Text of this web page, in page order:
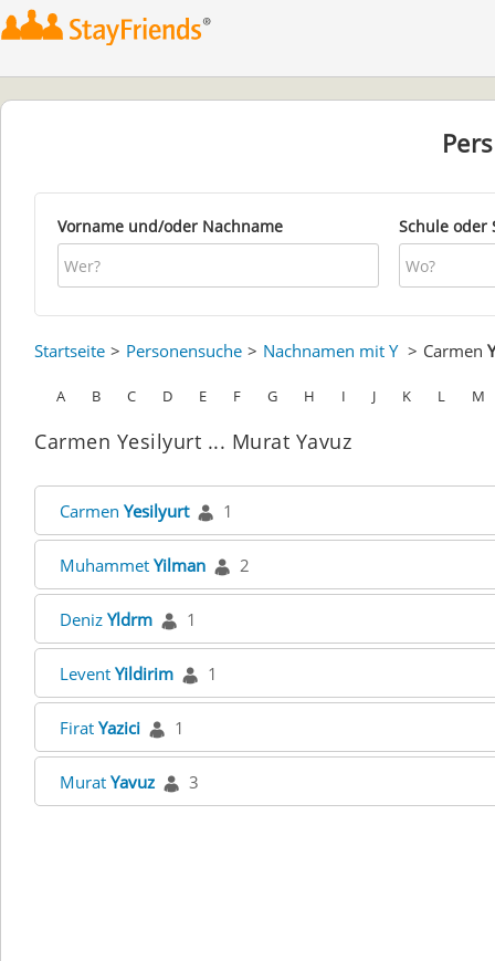
Vorname und/oder Nachname Schule oder
Startseite Personensuche Nachnamen mit Y Carmen
A B C D E F G H I J K L M
Carmen Yesilyurt ... Murat Yavuz
Carmen Yesilyurt 1
Muhammet Yilman 2
Deniz Yldrm 1
Levent Yildirim 1
Firat Yazici 1
Murat Yavuz 3